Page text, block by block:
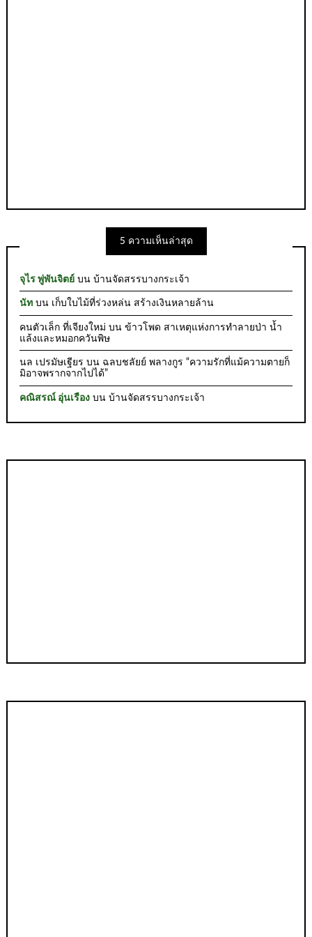
5 ความเห็นล่าสุด
จุไร พู่พันจิตย์ บนบ้านจัดสรรบางกระเจ้า
นัท บน เก็บใบไม้ที่ร่วงหล่น สร้างเงินหลายล้าน
คนตัวเล็ก ที่เจียงใหม่ บนข้าวโพด สาเหตุแห่งการทำลายป่า น้ำ
แล้งและหมอกควันพิษ
นล เปรมัษเฐียร บน ฉลบชลัยย์ พลางกูร “ความรักที่แม้ความตายก็
มิอาจพรากจากไปได้”
คณิสรณ์ อุ่นเรือง บนบ้านจัดสรรบางกระเจ้า